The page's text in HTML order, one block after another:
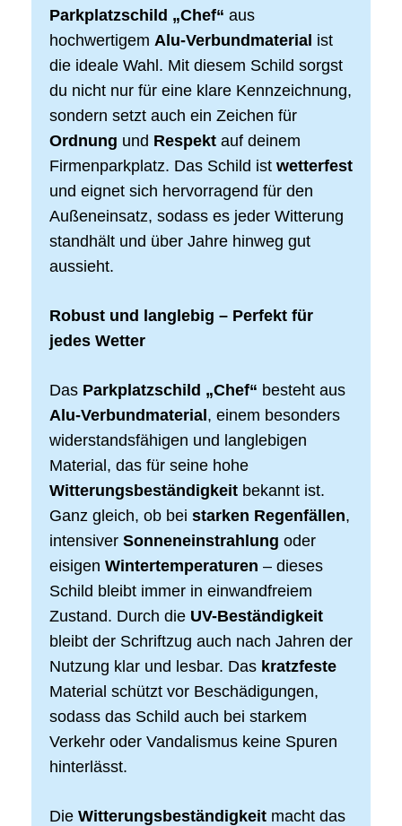
Parkplatzschild „Chef“ aus
hochwertigem Alu-Verbundmaterial ist
die ideale Wahl. Mit diesem Schild sorgst
du nicht nur für eine klare Kennzeichnung,
sondern setzt auch ein Zeichen für
Ordnung und Respekt auf deinem
Firmenparkplatz. Das Schild ist wetterfest
und eignet sich hervorragend für den
Außeneinsatz, sodass es jeder Witterung
standhält und über Jahre hinweg gut
aussieht.
Robust und langlebig – Perfekt für
jedes Wetter
Das Parkplatzschild „Chef“ besteht aus
Alu-Verbundmaterial, einem besonders
widerstandsfähigen und langlebigen
Material, das für seine hohe
Witterungsbeständigkeit bekannt ist.
Ganz gleich, ob bei starken Regenfällen,
intensiver Sonneneinstrahlung oder
eisigen Wintertemperaturen – dieses
Schild bleibt immer in einwandfreiem
Zustand. Durch die UV-Beständigkeit
bleibt der Schriftzug auch nach Jahren der
Nutzung klar und lesbar. Das kratzfeste
Material schützt vor Beschädigungen,
sodass das Schild auch bei starkem
Verkehr oder Vandalismus keine Spuren
hinterlässt.
Die Witterungsbeständigkeit macht das